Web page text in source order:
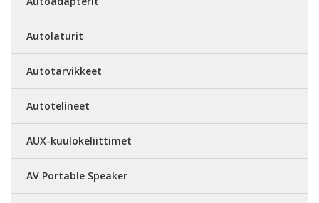
Autolaturit
Autotarvikkeet
Autotelineet
AUX-kuulokeliittimet
AV Portable Speaker